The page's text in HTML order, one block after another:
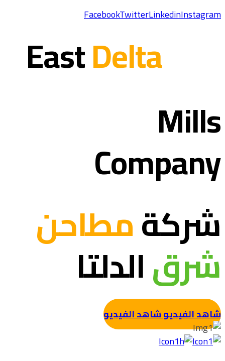
FacebookTwitterLinkedinInstagram
Delta
Mills
Company
شركةمطاحن
شرقالدلتا
شاهد الفيديوشاهد الفيديو